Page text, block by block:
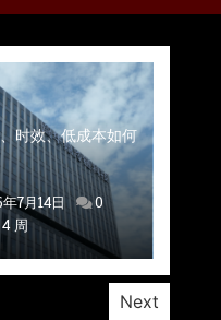
如何破解冻品食材
7月14日
0
4 周
冷链配送如何打通
7月14日
0
4 周
冷链公司？
7月14日
0
4 周
锁？冻品食材流通
7月14日
0
4 周
值与落地实践解析
7月14日
0
4 周
时效、低成本如何
7月14日
0
4 周
码，餐饮连锁如何
7月14日
0
4 周
Next